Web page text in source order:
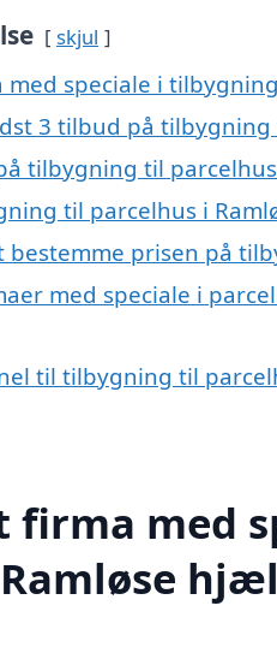
skjul
med speciale i
3 tilbud på tilbygning
tilbygning til
til parcelhus i
bestemme prisen på
med speciale i
til tilbygning til
firma med